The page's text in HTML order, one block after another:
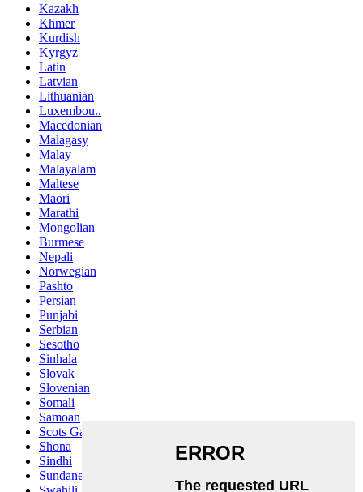
Kazakh
Khmer
Kurdish
Kyrgyz
Latin
Latvian
Lithuanian
Luxembou..
Macedonian
Malagasy
Malay
Malayalam
Maltese
Maori
Marathi
Mongolian
Burmese
Nepali
Norwegian
Pashto
Persian
Punjabi
Serbian
Sesotho
Sinhala
Slovak
Slovenian
Somali
Samoan
Scots Gaelic
Shona
Sindhi
Sundanese